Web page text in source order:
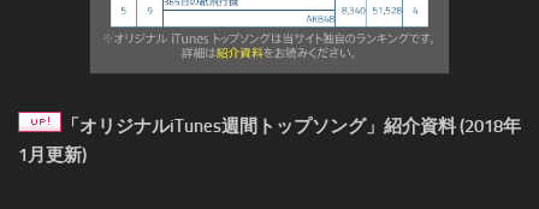
「オリジナルiTunes週間トップソング」紹介資料 (2018年
1月更新)